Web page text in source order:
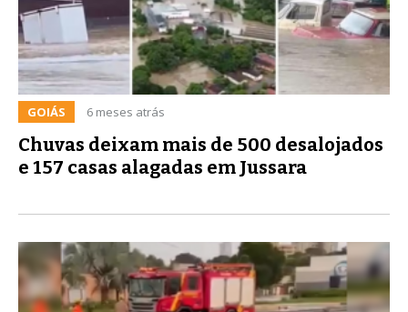
GOIÁS 6 meses atrás
Chuvas deixam mais de 500 desalojados
e 157 casas alagadas em Jussara